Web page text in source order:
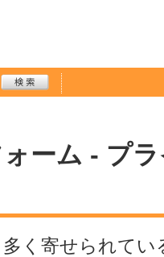
ーム - プ
く寄せられてい